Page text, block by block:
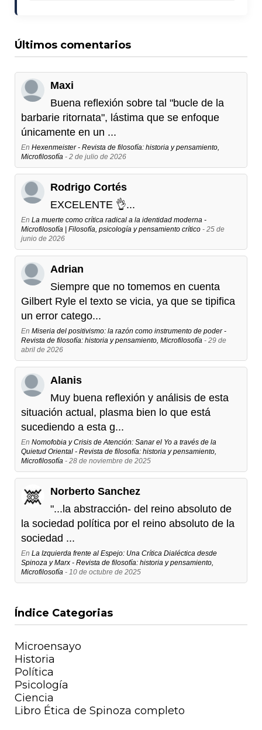
Últimos comentarios
Maxi
Buena reflexión sobre tal "bucle de la
barbarie ritornata", lástima que se enfoque
únicamente en un ...
En Hexenmeister - Revista de filosofía: historia y pensamiento,
Microfilosofía - 2 de julio de 2026
Rodrigo Cortés
EXCELENTE 👌...
En La muerte como crítica radical a la identidad moderna -
Microfilosofía | Filosofía, psicología y pensamiento crítico - 25 de
junio de 2026
Adrian
Siempre que no tomemos en cuenta
Gilbert Ryle el texto se vicia, ya que se tipifica
un error catego...
En Miseria del positivismo: la razón como instrumento de poder -
Revista de filosofía: historia y pensamiento, Microfilosofía - 29 de
abril de 2026
Alanis
Muy buena reflexión y análisis de esta
situación actual, plasma bien lo que está
sucediendo a esta g...
En Nomofobia y Crisis de Atención: Sanar el Yo a través de la
Quietud Oriental - Revista de filosofía: historia y pensamiento,
Microfilosofía - 28 de noviembre de 2025
Norberto Sanchez
"...la abstracción- del reino absoluto de
la sociedad política por el reino absoluto de la
sociedad ...
En La Izquierda frente al Espejo: Una Crítica Dialéctica desde
Spinoza y Marx - Revista de filosofía: historia y pensamiento,
Microfilosofía - 10 de octubre de 2025
Índice Categorias
Microensayo
Historia
Política
Psicología
Ciencia
Libro Ética de Spinoza completo